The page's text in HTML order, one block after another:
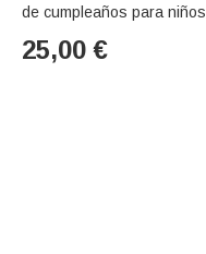
de cumpleaños para niños
25,00 €